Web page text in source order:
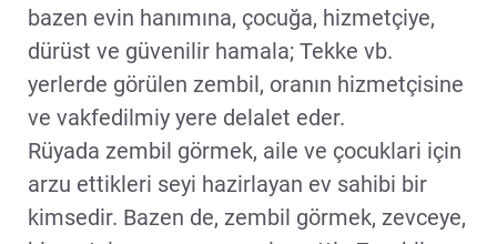
bazen evin hanımına, çocuğa, hizmetçiye,
dürüst ve güvenilir hamala; Tekke vb.
yerlerde görülen zembil, oranın hizmetçisine
ve vakfedilmiy yere delalet eder.
Rüyada zembil görmek, aile ve çocuklari için
arzu ettikleri seyi hazirlayan ev sahibi bir
kimsedir. Bazen de, zembil görmek, zevceye,